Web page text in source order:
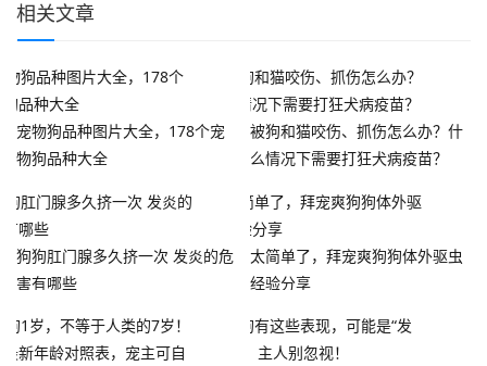
相关文章
宠物狗品种图片大全，178个宠
物狗品种大全
被狗和猫咬伤、抓伤怎么办？什
么情况下需要打狂犬病疫苗？
狗狗肛门腺多久挤一次 发炎的危
害有哪些
太简单了，拜宠爽狗狗体外驱虫
经验分享